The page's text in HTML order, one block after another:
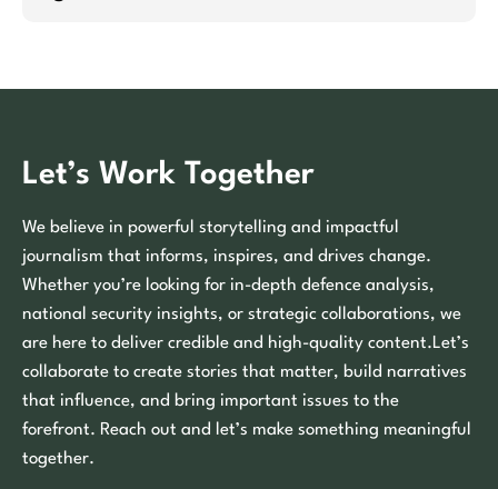
Let’s Work Together
We believe in powerful storytelling and impactful
journalism that informs, inspires, and drives change.
Whether you’re looking for in-depth defence analysis,
national security insights, or strategic collaborations, we
are here to deliver credible and high-quality content.Let’s
collaborate to create stories that matter, build narratives
that influence, and bring important issues to the
forefront. Reach out and let’s make something meaningful
together.